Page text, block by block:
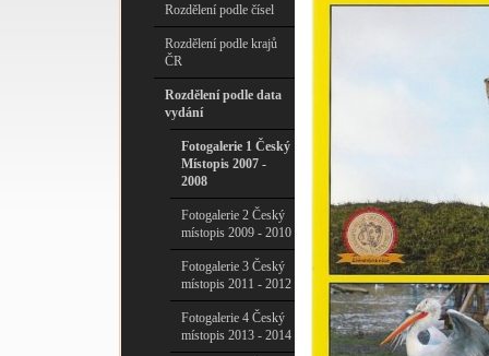
Rozdělení podle čísel
Rozdělení podle krajů
ČR
Rozdělení podle data
vydání
Fotogalerie 1 Český
Místopis 2007 -
2008
Fotogalerie 2 Český
místopis 2009 - 2010
Fotogalerie 3 Český
místopis 2011 - 2012
Fotogalerie 4 Český
místopis 2013 - 2014